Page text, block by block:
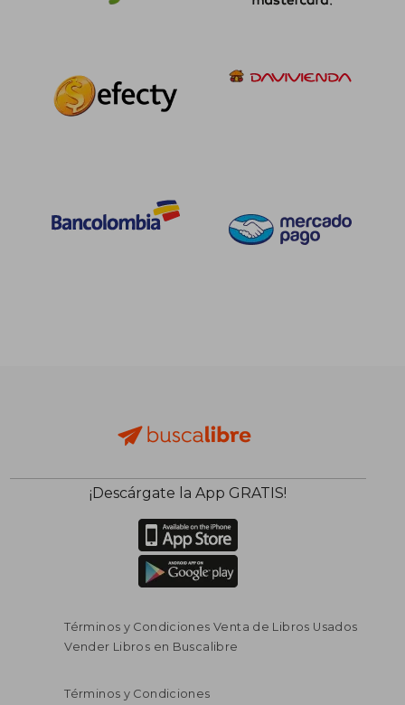
¡Descárgate la App GRATIS!
Términos y Condiciones Venta de Libros Usados
Vender Libros en Buscalibre
Términos y Condiciones